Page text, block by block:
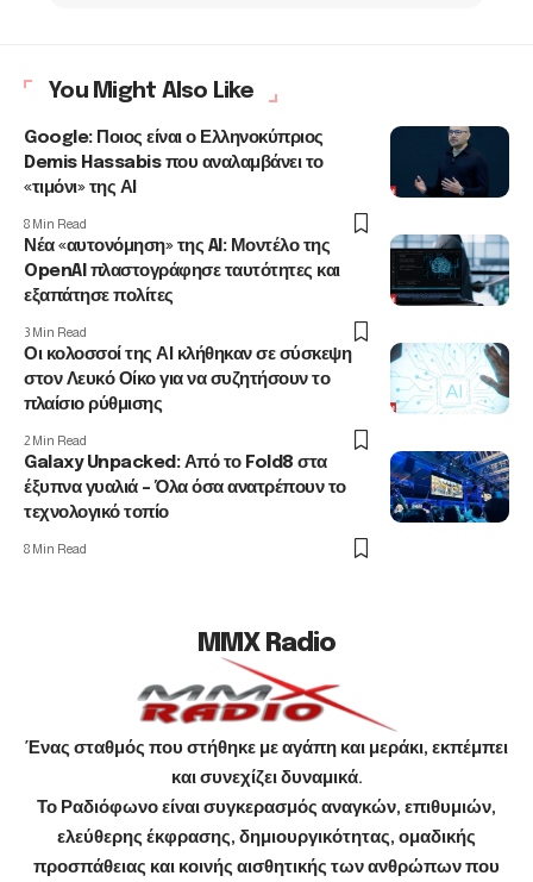
You Might Also Like
Google: Ποιος είναι ο Ελληνοκύπριος
Demis Hassabis που αναλαμβάνει το
«τιμόνι» της ΑΙ
8 Min Read
Νέα «αυτονόμηση» της AI: Μοντέλο της
OpenAI πλαστογράφησε ταυτότητες και
εξαπάτησε πολίτες
3 Min Read
Οι κολοσσοί της ΑΙ κλήθηκαν σε σύσκεψη
στον Λευκό Οίκο για να συζητήσουν το
πλαίσιο ρύθμισης
2 Min Read
Galaxy Unpacked: Από το Fold8 στα
έξυπνα γυαλιά – Όλα όσα ανατρέπουν το
τεχνολογικό τοπίο
8 Min Read
MMX Radio
Ένας σταθμός που στήθηκε με αγάπη και μεράκι, εκπέμπει
και συνεχίζει δυναμικά.
Το Ραδιόφωνο είναι συγκερασμός αναγκών, επιθυμιών,
ελεύθερης έκφρασης, δημιουργικότητας, ομαδικής
προσπάθειας και κοινής αισθητικής των ανθρώπων που